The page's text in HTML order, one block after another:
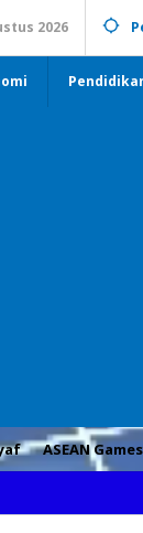
2026
ASEAN Games